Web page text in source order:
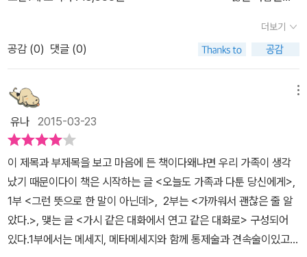
이 이 책을 읽고 서로의 감정을 이해하며 프레임이 재설정되어 마음
을 거예요. 가족이 있기에 내가 이리도 행복하다는 것을...감사하며​
되었답니다.그렇지만 너무나 너무나 공감하기에 읽으면서 내내 가슴
이 먹먹할수밖에 없는건 어쩔수가 없었어요정말 한문장 한문장 한챕
터 한챕터 공감이 갈수밖에 없는 내용이라 뭐라 할말이 없을 정도 였
처가 될수도 있겠구나라고 생각하면서 반성도 하게 되더라구요 그리
고 무엇보다도 가족간에는 가장 험한말도 하면서 사과는 좀처럼 잘
안하잖아요저도 사실 사과는.... 잘 안하는 편인거 같아 다시 생각해보
게 되면서도 사실 가족에게 사과를 잘 안하게 된게 한해 두해도 아니
여서 확 바뀌는것도 무척이나 어려울거 같은 마음에 무겁기도 하지만
이제 알았으니 마음에 새기는 것이라도 시작을 하게 된거 같아 나름
뿌듯한 마음도 생겼어요 지나간 과거야 어쩔수 없지만 앞으로 바뀌면
되니까요 그러면서도 가끔 가족과 죽고 못살도록 싸우는거 보면 다
궁금해 하는 이야기인 것 같습니다. 대화가 거의 없는 집안일지라도
필요시에는 말을 할 수 밖에 없을테니까요. 이러한 부분은 특히나 많
은 여성들이 관심을 많이 가지고 있던데요. 여성들은 대화로 관계를
형성해 가고 그 과정에서 만족을 얻는다는 특징때문인 것 같습니다.
이러한 남녀간의 특징뿐만 아니라 여러 유형들의 가족의 특징, 가정
내 구성원간의 특징 등 많은 사람들에게 공감을 얻을 내용들이 많이
수록되어 있습니다. <가족이니까 그렇게 말해도 되는 줄 알았다>. 영
어 원제로는 <I Only Say This Because I Love You​>이니 거의
직역한 제목입니다. 오랫만에 인간관계, 그것도 가족간과 친인척간
관계를 흥미롭게 쓰여진 책을 보게 되었네요. 저자 '데보라 태넌'은
미국 조지타운대학교의 언어학과 교수이자 사회언어학자로 남녀간의
대화방식, 가족 구성원간의 대화방식을 연구해왔다고 합니다. 그 결
더보기
공감 (0) 댓글 (0)
유나 2015-03-23
이 제목과 부제목을 보고 마음에 든 책이다왜냐면 우리 가족이 생각
났기 때문이다이 책은 시작하는 글 <오늘도 가족과 다툰 당신에게>,
1부 <그런 뜻으로 한 말이 아닌데>, 2부는 <가까워서 괜찮은 줄 알
았다.>, 맺는 글 <가시 같은 대화에서 연고 같은 대화로> 구성되어
있다.1부에서는 메세지, 메타메세지와 함께 통제술과 견속술이있고,